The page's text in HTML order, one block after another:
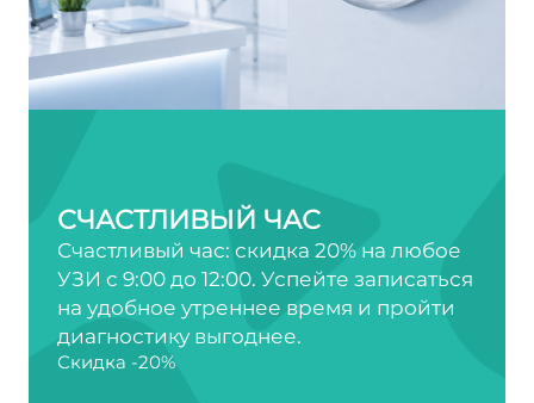
СЧАСТЛИВЫЙ ЧАС
Счастливый час: скидка 20% на любое
УЗИ с 9:00 до 12:00. Успейте записаться
на удобное утреннее время и пройти
диагностику выгоднее.
Скидка -20%